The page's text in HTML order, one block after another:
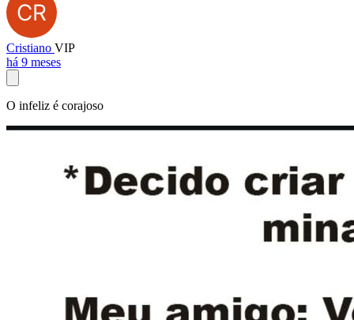
Cristiano VIP
há 9 meses
O infeliz é corajoso